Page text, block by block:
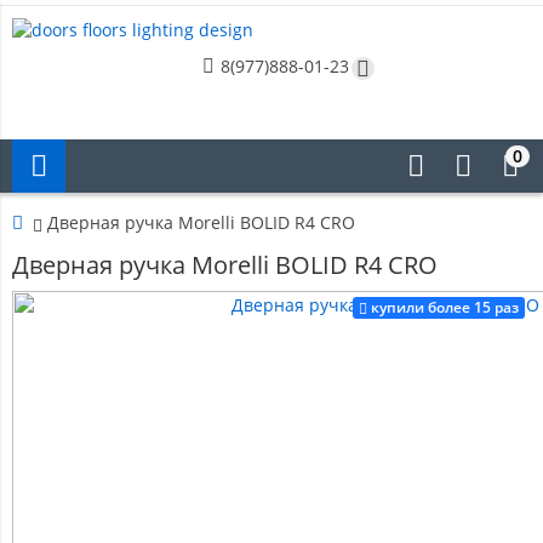
8(977)888-01-23
0
Дверная ручка Morelli BOLID R4 CRO
Дверная ручка Morelli BOLID R4 CRO
купили более 15 раз